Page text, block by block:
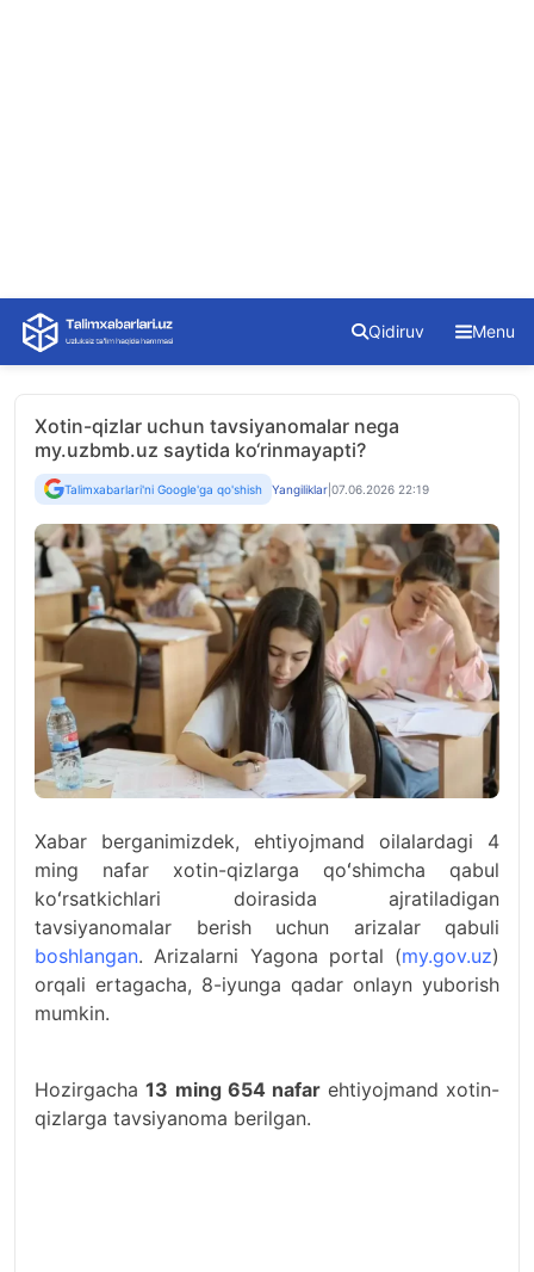
Skip
content
Qidiruv Menu
Xotin-qizlar uchun tavsiyanomalar nega
my.uzbmb.uz saytida ko‘rinmayapti?
Talimxabarlari'ni Google'ga qo'shish Yangiliklar 07.06.2026 22:19
Xabar berganimizdek, ehtiyojmand oilalardagi 4
ming nafar xotin-qizlarga qoʻshimcha qabul
koʻrsatkichlari doirasida ajratiladigan
tavsiyanomalar berish uchun arizalar qabuli
boshlangan. Arizalarni Yagona portal (my.gov.uz)
orqali ertagacha, 8-iyunga qadar onlayn yuborish
mumkin.
Hozirgacha13 ming 654 nafar ehtiyojmand xotin-
qizlarga tavsiyanoma berilgan.